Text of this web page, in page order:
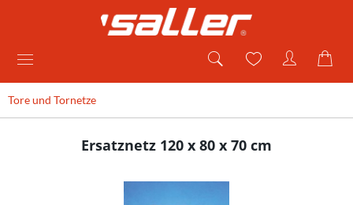
Tore und Tornetze
Ersatznetz 120 x 80 x 70 cm